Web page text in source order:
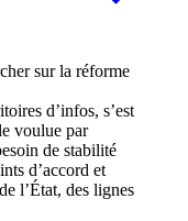
d’infos, s’est
voulue par
de stabilité
d’accord et
l’État, des lignes